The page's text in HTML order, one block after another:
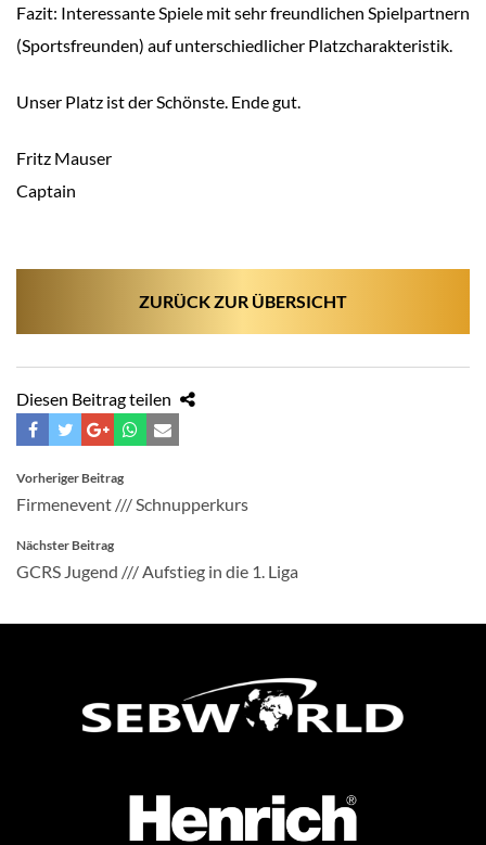
Fazit: Interessante Spiele mit sehr freundlichen Spielpartnern
(Sportsfreunden) auf unterschiedlicher Platzcharakteristik.
Unser Platz ist der Schönste. Ende gut.
Fritz Mauser
Captain
ZURÜCK ZUR ÜBERSICHT
Diesen Beitrag teilen
BEITRAGSNAVIGATION
Vorheriger Beitrag
Firmenevent /// Schnupperkurs
Nächster Beitrag
GCRS Jugend /// Aufstieg in die 1. Liga